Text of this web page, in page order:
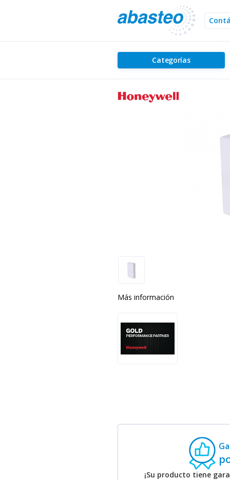
Categorías
Más información
¡Su producto tiene